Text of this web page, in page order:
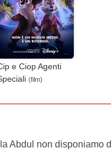
e Ciop Agenti
(film)
Abdul non disponiamo